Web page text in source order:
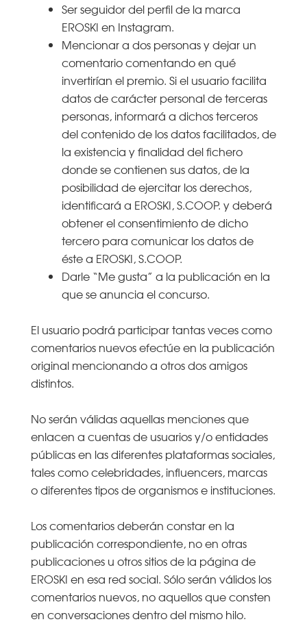
Ser seguidor del perfil de la marca
EROSKI en Instagram.
Mencionar a dos personas y dejar un
comentario comentando en qué
invertirían el premio. Si el usuario facilita
datos de carácter personal de terceras
personas, informará a dichos terceros
del contenido de los datos facilitados, de
la existencia y finalidad del fichero
donde se contienen sus datos, de la
posibilidad de ejercitar los derechos,
identificará a EROSKI, S.COOP. y deberá
obtener el consentimiento de dicho
tercero para comunicar los datos de
éste a EROSKI, S.COOP.
Darle “Me gusta” a la publicación en la
que se anuncia el concurso.
El usuario podrá participar tantas veces como
comentarios nuevos efectúe en la publicación
original mencionando a otros dos amigos
distintos.
No serán válidas aquellas menciones que
enlacen a cuentas de usuarios y/o entidades
públicas en las diferentes plataformas sociales,
tales como celebridades, influencers, marcas
o diferentes tipos de organismos e instituciones.
Los comentarios deberán constar en la
publicación correspondiente, no en otras
publicaciones u otros sitios de la página de
EROSKI en esa red social. Sólo serán válidos los
comentarios nuevos, no aquellos que consten
en conversaciones dentro del mismo hilo.